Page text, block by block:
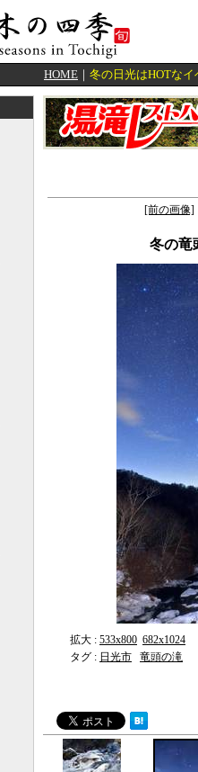
HOME ｜ 冬の日光はHOTな
[前の画像]
冬の竜
拡大 : 533x800 682x1024
タグ : 日光市 竜頭の滝